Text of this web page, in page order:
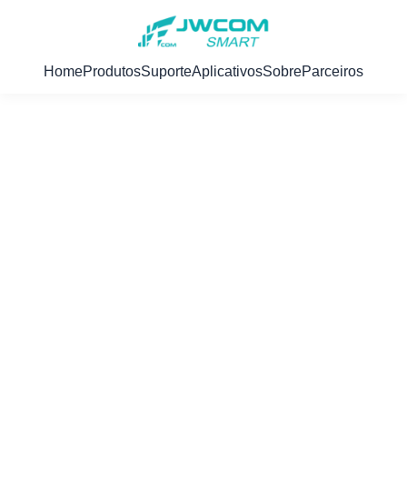
HomeProdutosSuporteAplicativosSobreParceiros